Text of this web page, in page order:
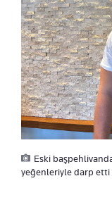
Eski
yeğenleriyle darp etti